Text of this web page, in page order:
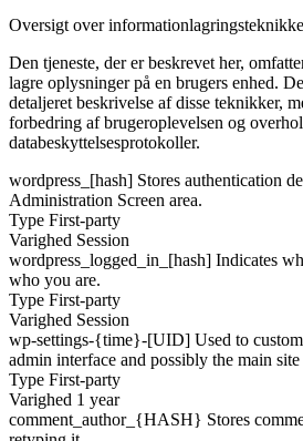
Oversigt over
Den tjeneste, der er beskrevet her,
lagre oplysninger på en brugers enhed.
detaljeret beskrivelse af disse teknikker,
forbedring af brugeroplevelsen og
databeskyttelsesprotokoller.
wordpress_[hash] Stores authentication
Administration Screen area.
Type First-party
Varighed Session
wordpress_logged_in_[hash] Indicates
who you are.
Type First-party
Varighed Session
wp-settings-{time}-[UID] Used to
admin interface and possibly the main
Type First-party
Varighed 1 year
comment_author_{HASH} Stores